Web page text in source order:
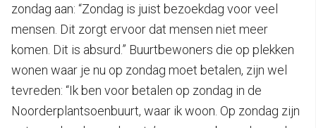
zondag aan: “Zondag is juist bezoekdag voor veel
mensen. Dit zorgt ervoor dat mensen niet meer
komen. Dit is absurd.” Buurtbewoners die op plekken
wonen waar je nu op zondag moet betalen, zijn wel
tevreden: “Ik ben voor betalen op zondag in de
Noorderplantsoenbuurt, waar ik woon. Op zondag zijn